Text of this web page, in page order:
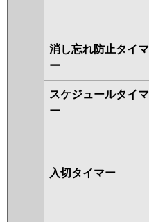
消し忘れ防止タイマ
ー
スケジュールタイマ
ー
入切タイマー